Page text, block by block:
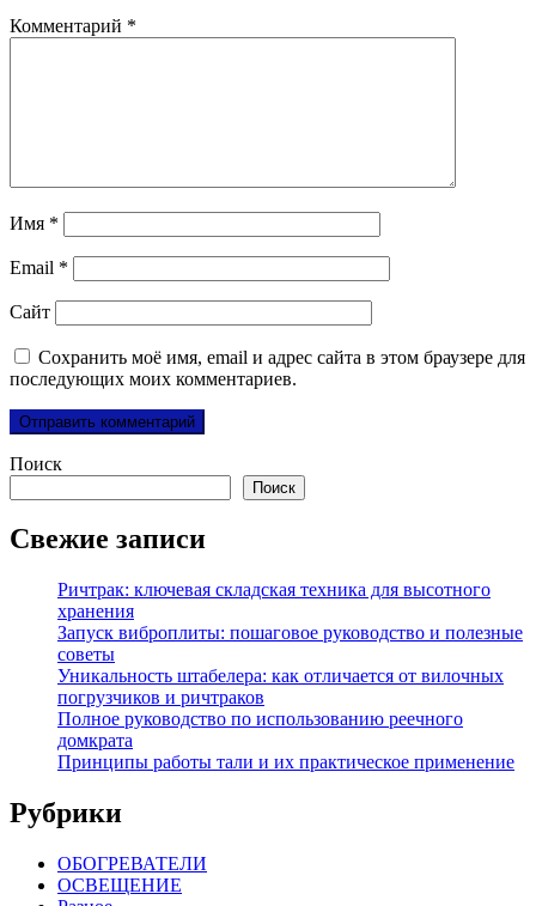
Комментарий *
Имя *
Email *
Сайт
Сохранить моё имя, email и адрес сайта в этом браузере для
последующих моих комментариев.
Поиск
Поиск
Свежие записи
Ричтрак: ключевая складская техника для высотного
хранения
Запуск виброплиты: пошаговое руководство и полезные
советы
Уникальность штабелера: как отличается от вилочных
погрузчиков и ричтраков
Полное руководство по использованию реечного
домкрата
Принципы работы тали и их практическое применение
Рубрики
ОБОГРЕВАТЕЛИ
ОСВЕЩЕНИЕ